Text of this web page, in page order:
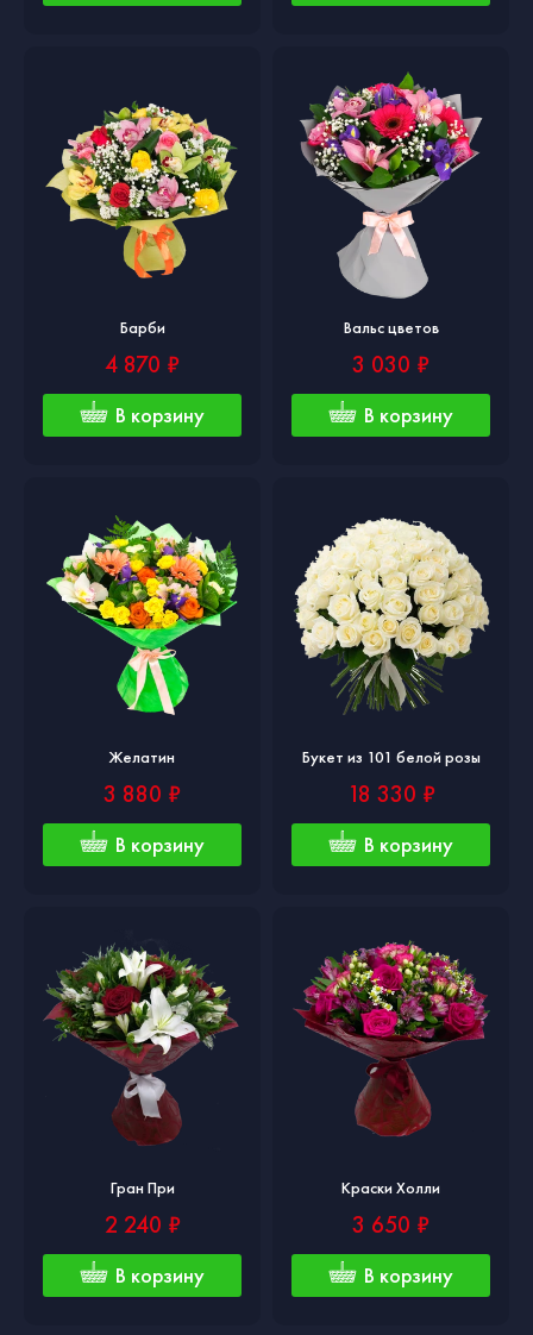
Барби
4 870 ₽
В корзину
Вальс цветов
3 030 ₽
В корзину
Желатин
3 880 ₽
В корзину
Букет из 101 белой розы
18 330 ₽
В корзину
Гран При
2 240 ₽
В корзину
Краски Холли
3 650 ₽
В корзину